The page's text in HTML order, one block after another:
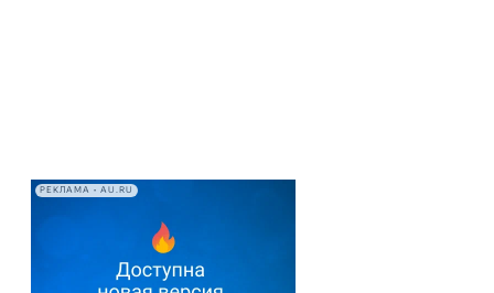
РЕКЛАМА • AU.RU